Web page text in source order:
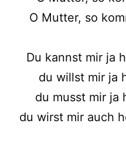
O Mutter, so
Du kannst mir ja
du willst mir ja
du musst mir ja
du wirst mir auch